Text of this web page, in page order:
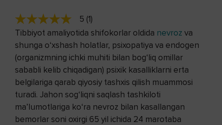
5 (1)
Tibbiyot amaliyotida shifokorlar oldida nevroz va
shunga o‘xshash holatlar, psixopatiya va endogen
(organizmning ichki muhiti bilan bog‘liq omillar
sababli kelib chiqadigan) psixik kasalliklarni erta
belgilariga qarab qiyosiy tashxis qilish muammosi
turadi. Jahon sog‘liqni saqlash tashkiloti
ma’lumotlariga ko‘ra nevroz bilan kasallangan
bemorlar soni oxirgi 65 yil ichida 24 marotaba